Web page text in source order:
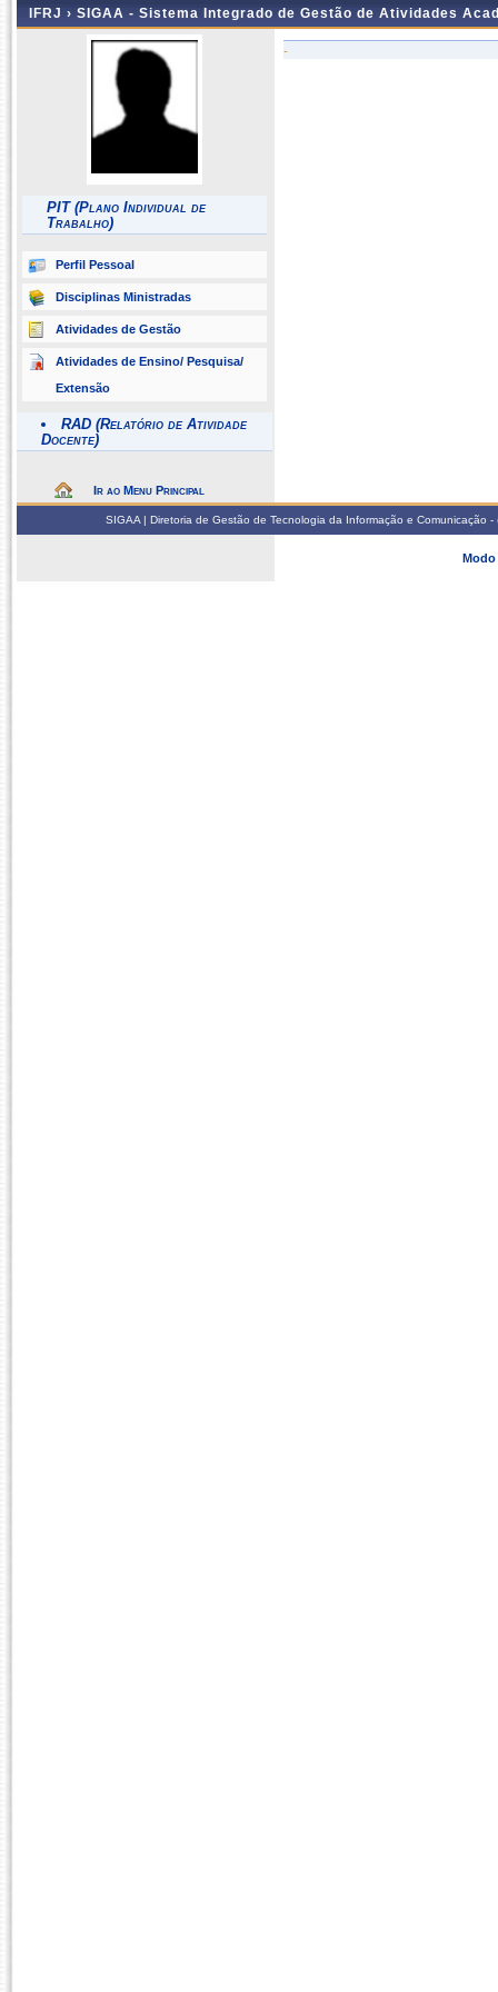
IFRJ › SIGAA - Sistema Integrado de Gestão de Atividades
PIT (Plano Individual de
Trabalho)
Perfil Pessoal
Disciplinas Ministradas
Atividades de Gestão
Atividades de Ensino/ Pesquisa/
Extensão
RAD (Relatório de Atividade
Docente)
Ir ao Menu Principal
-
SIGAA | Diretoria de Gestão de Tecnologia da Informação e
Modo